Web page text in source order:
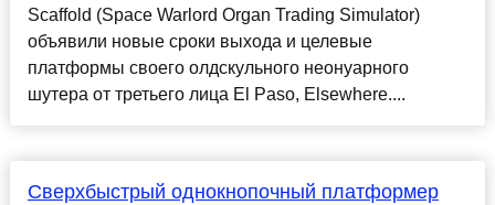
Scaffold (Space Warlord Organ Trading Simulator)
объявили новые сроки выхода и целевые
платформы своего олдскульного неонуарного
шутера от третьего лица El Paso, Elsewhere....
Сверхбыстрый однокнопочный платформер